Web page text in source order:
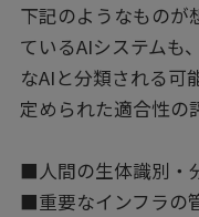
下記のようなものが
ているAIシステムも
なAIと分類される可
定められた適合性の
■人間の生体識別・
■重要なインフラの